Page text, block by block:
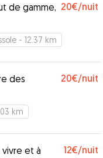
de gamme, 20€/nuit
- 12.37 km
des
20€/nuit
km
vivre et à
12€/nuit